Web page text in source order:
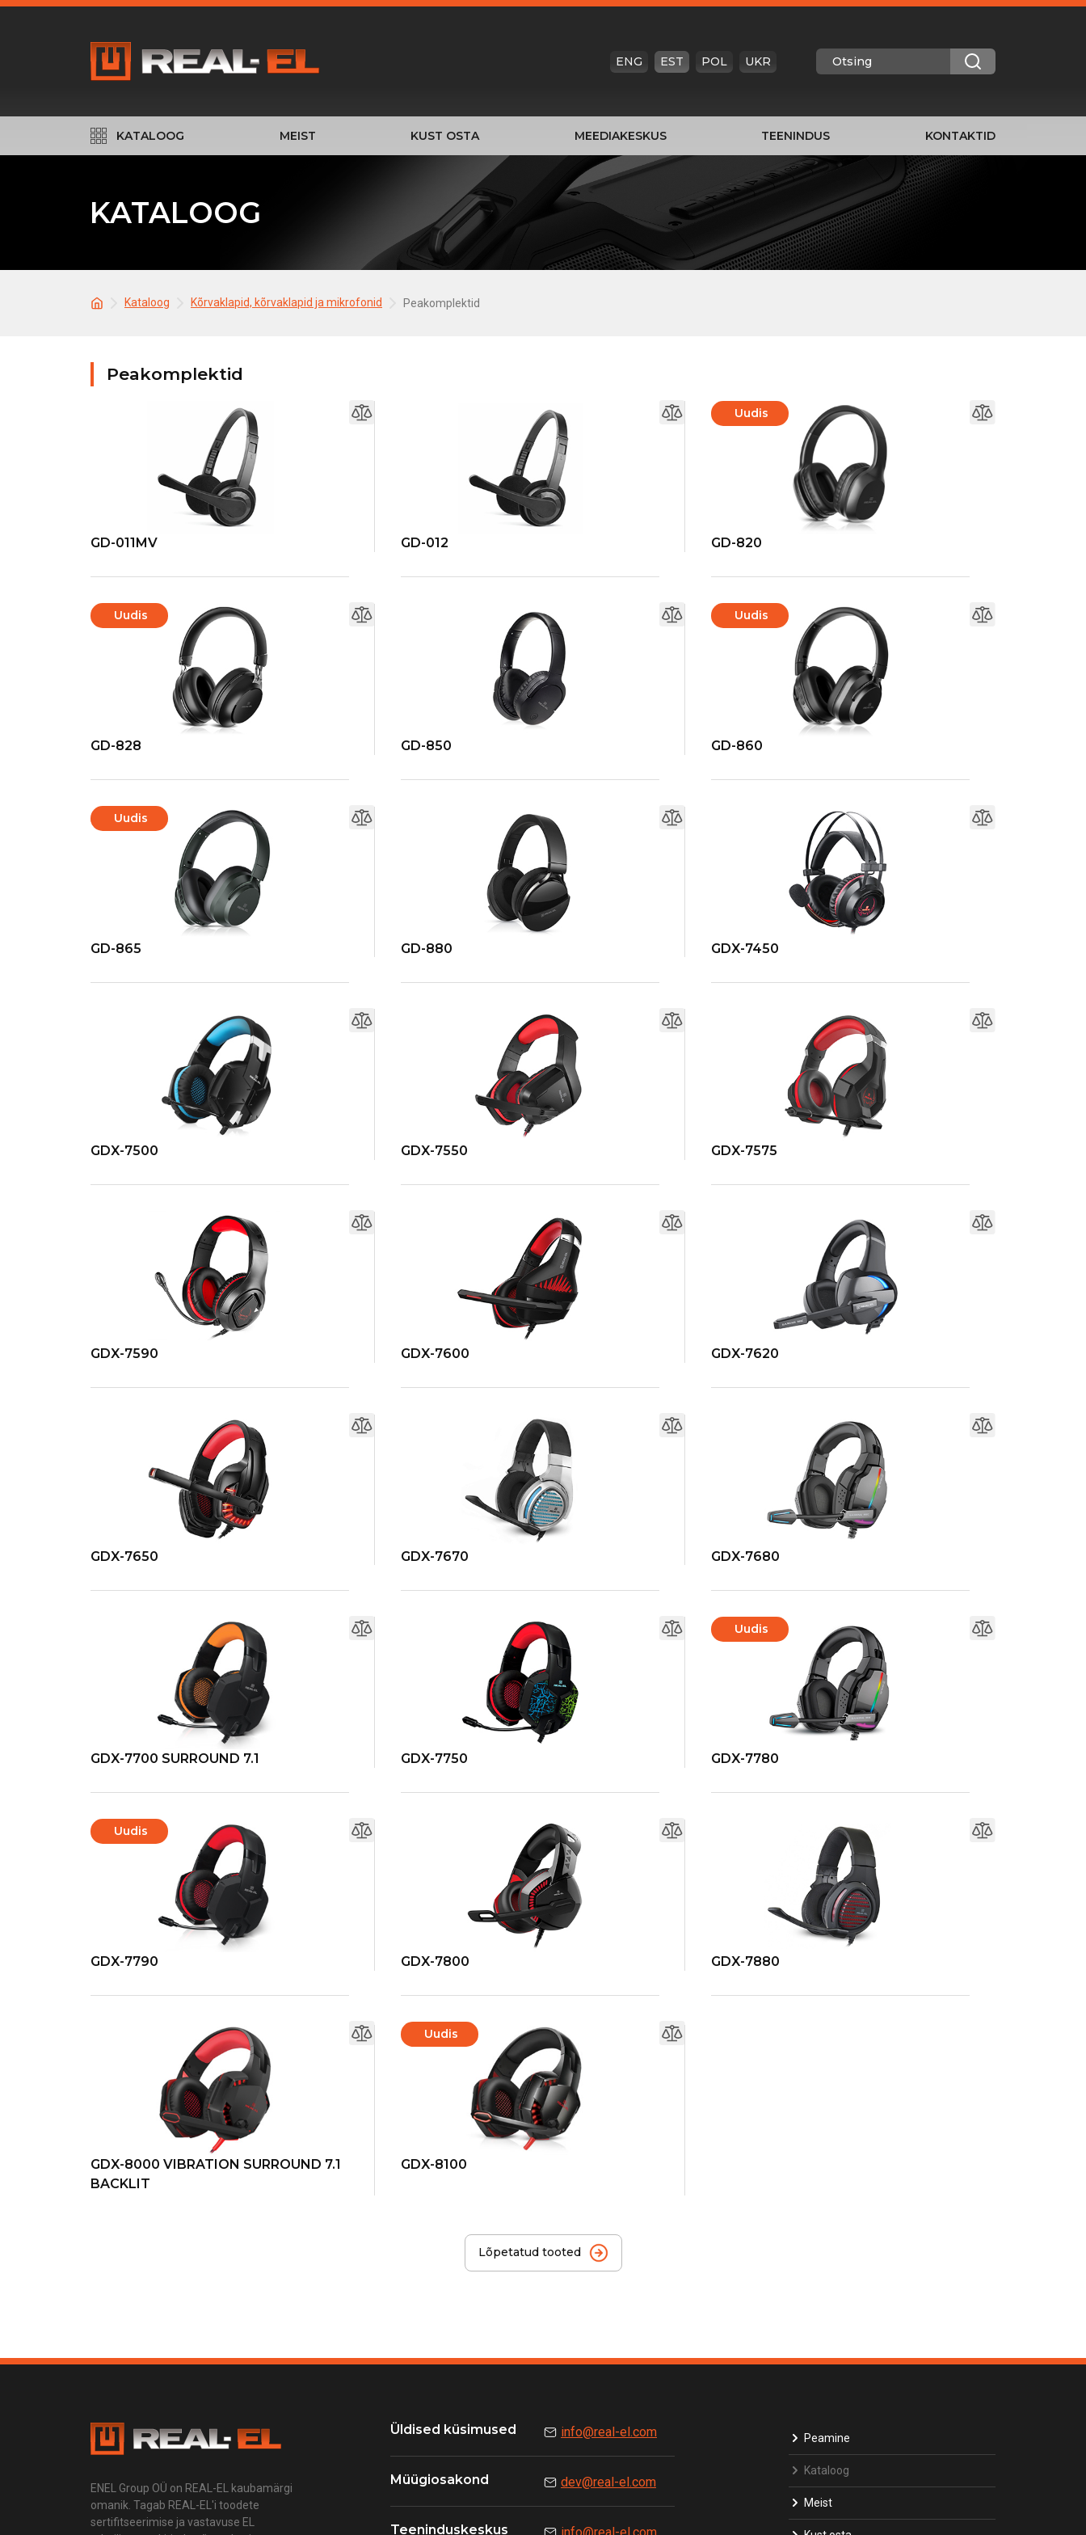
ENG EST POL UKR
KATALOOG MEIST KUST OSTA MEEDIAKESKUS TEENINDUS KONTAKTID
KATALOOG
Kataloog Kõrvaklapid, kõrvaklapid ja mikrofonid Peakomplektid
Peakomplektid
GD-011MV GD-012
Uudis
GD-820
Uudis
GD-828 GD-850
Uudis
GD-860
Uudis
GD-865 GD-880 GDX-7450
GDX-7500 GDX-7550 GDX-7575
GDX-7590 GDX-7600 GDX-7620
GDX-7650 GDX-7670 GDX-7680
GDX-7700 SURROUND 7.1 GDX-7750
Uudis
GDX-7780
Uudis
GDX-7790 GDX-7800 GDX-7880
GDX-8000 VIBRATION SURROUND 7.1
BACKLIT
Uudis
GDX-8100
Lõpetatud tooted
ENEL Group OÜ on REAL-EL kaubamärgi
omanik. Tagab REAL-EL'i toodete
sertifitseerimise ja vastavuse EL
Üldised küsimused info@real-el.com
Müügiosakond dev@real-el.com
Teeninduskeskus info@real-el.com
Peamine
Kataloog
Meist